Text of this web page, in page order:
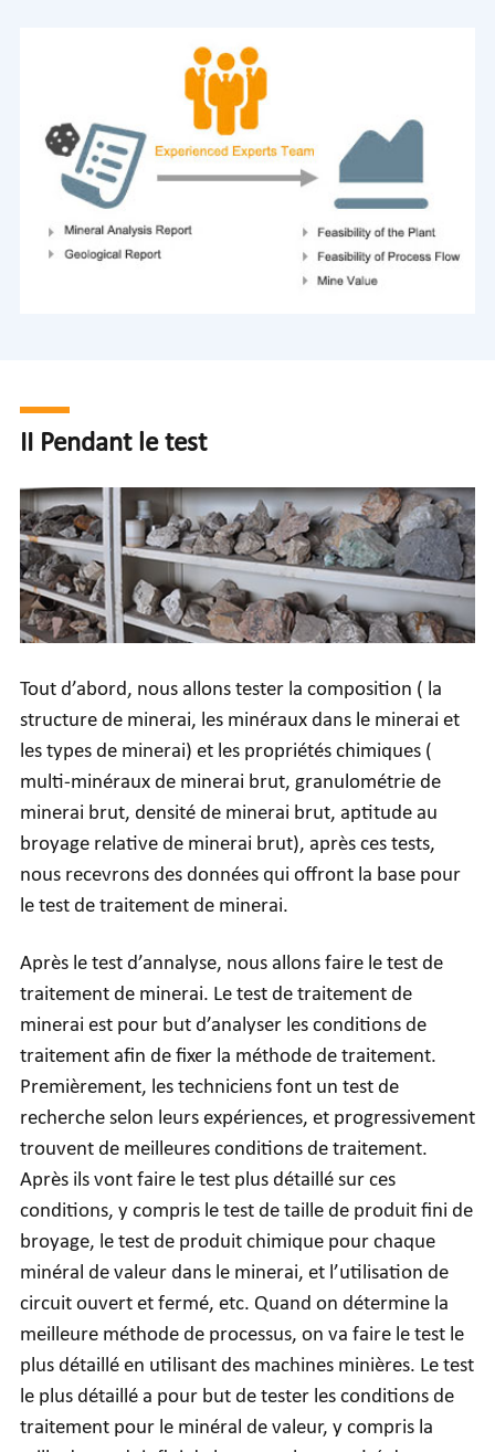
II Pendant le test
Tout d’abord, nous allons tester la composition ( la
structure de minerai, les minéraux dans le minerai et
les types de minerai) et les propriétés chimiques (
multi-minéraux de minerai brut, granulométrie de
minerai brut, densité de minerai brut, aptitude au
broyage relative de minerai brut), après ces tests,
nous recevrons des données qui offront la base pour
le test de traitement de minerai.
Après le test d’annalyse, nous allons faire le test de
traitement de minerai. Le test de traitement de
minerai est pour but d’analyser les conditions de
traitement afin de fixer la méthode de traitement.
Premièrement, les techniciens font un test de
recherche selon leurs expériences, et progressivement
trouvent de meilleures conditions de traitement.
Après ils vont faire le test plus détaillé sur ces
conditions, y compris le test de taille de produit fini de
broyage, le test de produit chimique pour chaque
minéral de valeur dans le minerai, et l’utilisation de
circuit ouvert et fermé, etc. Quand on détermine la
meilleure méthode de processus, on va faire le test le
plus détaillé en utilisant des machines minières. Le test
le plus détaillé a pour but de tester les conditions de
traitement pour le minéral de valeur, y compris la